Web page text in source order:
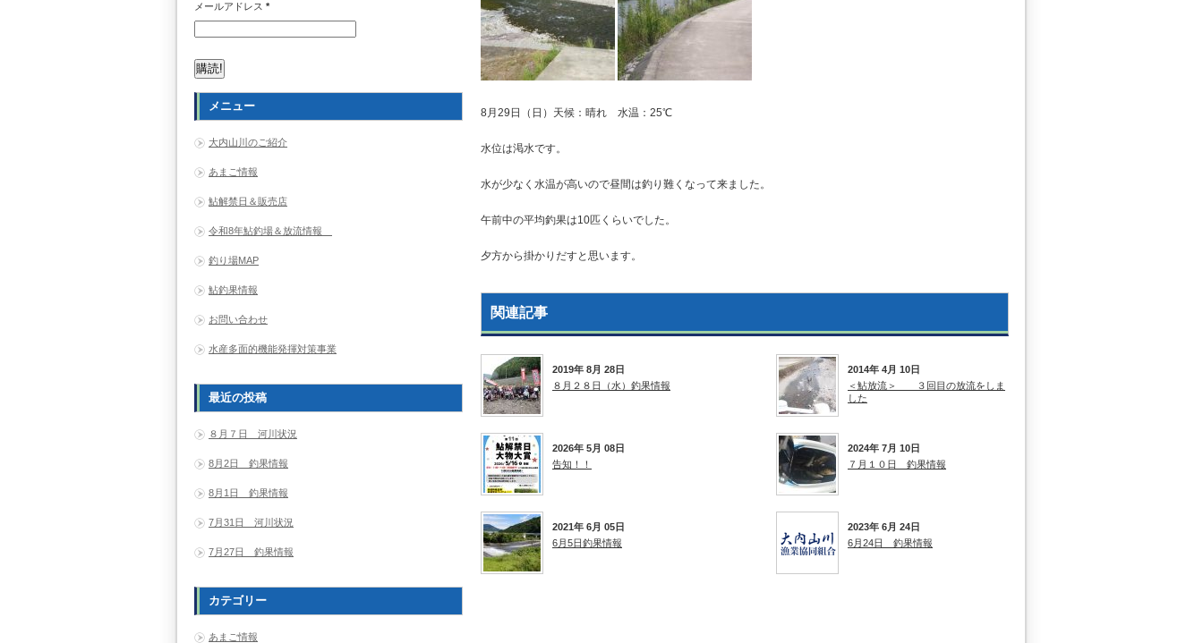
8月29日（日）天候：晴れ 水温：25℃
水位は渇水です。
水が少なく水温が高いので昼間は釣り難くなって来ました。
午前中の平均釣果は10匹くらいでした。
夕方から掛かりだすと思います。
関連記事
2019年 8月 28日
８月２８日（水）釣果情報
2014年 4月 10日
＜鮎放流＞ ３回目の放流をしま
した
2026年 5月 08日
告知！！
2024年 7月 10日
７月１０日 釣果情報
2021年 6月 05日
6月5日釣果情報
2023年 6月 24日
6月24日 釣果情報
メールアドレス *
メニュー
大内山川のご紹介
あまご情報
鮎解禁日＆販売店
令和8年鮎釣場＆放流情報
釣り場MAP
鮎釣果情報
お問い合わせ
水産多面的機能発揮対策事業
最近の投稿
８月７日 河川状況
8月2日 釣果情報
8月1日 釣果情報
7月31日 河川状況
7月27日 釣果情報
カテゴリー
あまご情報